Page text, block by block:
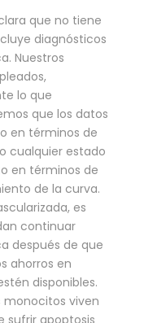
que no tiene
diagnósticos
Nuestros
lo que
que los datos
en términos de
cualquier estado
en términos de
de la curva.
es
continuar
después de que
ahorros en
disponibles.
monocitos viven